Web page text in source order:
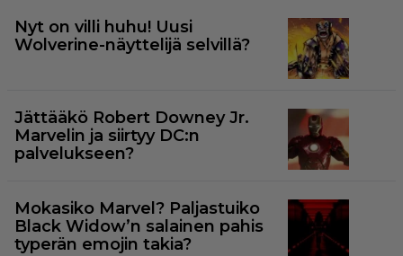
Nyt on villi huhu! Uusi
Wolverine-näyttelijä selvillä?
Jättääkö Robert Downey Jr.
Marvelin ja siirtyy DC:n
palvelukseen?
Mokasiko Marvel? Paljastuiko
Black Widow’n salainen pahis
typerän emojin takia?